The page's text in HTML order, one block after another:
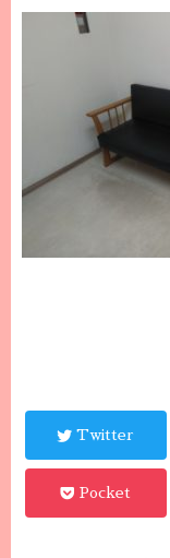
Twitter
Pocket